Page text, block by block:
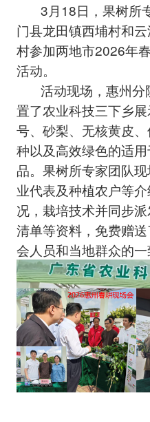
3月18日，果树所
门县龙田镇西埔村和
村参加两地市2026年
活动。
活动现场，惠州分
置了农业科技三下乡
号、砂梨、无核黄皮
种以及高效绿色的适
品。果树所专家团队
业代表及种植农户等
况，栽培技术并同步
清单等资料，免费赠
会人员和当地群众的一